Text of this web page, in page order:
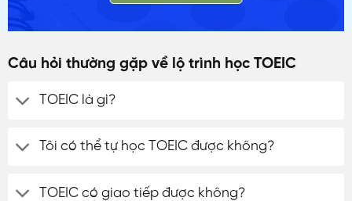
Câu hỏi thường gặp về lộ trình học TOEIC
TOEIC là gì?
Tôi có thể tự học TOEIC được không?
TOEIC có giao tiếp được không?